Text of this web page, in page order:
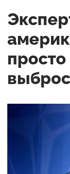
просто